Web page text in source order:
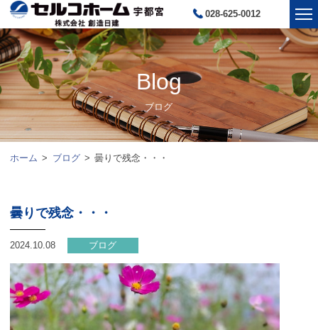
028-625-0012
Blog
ブログ
ホーム ブログ 曇りで残念・・・
曇りで残念・・・
2024.10.08 ブログ